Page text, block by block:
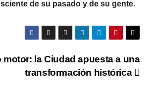
de su pasado y de su gente.
la Ciudad apuesta a una
transformación histórica